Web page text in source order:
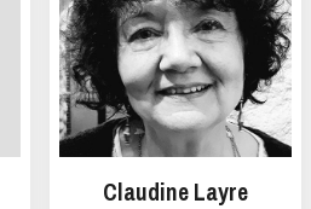
Claudine Layre